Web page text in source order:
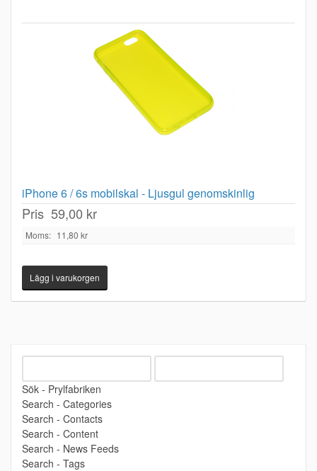
iPhone 6 / 6s mobilskal - Ljusgul genomskinlig
Pris 59,00 kr
Moms: 11,80 kr
Sök - Prylfabriken
Search - Categories
Search - Contacts
Search - Content
Search - News Feeds
Search - Tags